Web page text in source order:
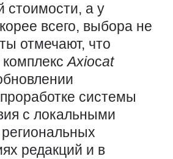
стоимости, а у
всего, выбора не
отмечают, что
комплексAxioсat
системы
с локальными
редакций и в